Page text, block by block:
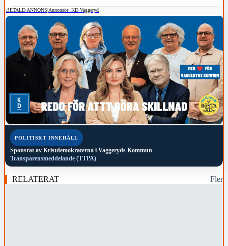
BETALD ANNONS|Annonsör: KD Vaggeryd
POLITISKT INNEHÅLL
Sponsrat av Kristdemokraterna i Vaggeryds Kommun
Transparensmeddelande (TTPA)
RELATERAT Fler